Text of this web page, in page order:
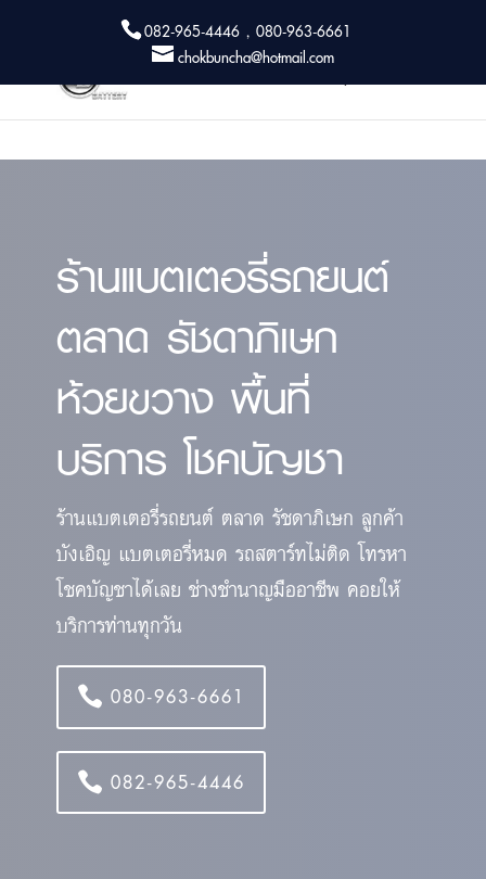
082-965-4446 , 080-963-6661
chokbuncha@hotmail.com
ร้านแบตเตอรี่รถยนต์
ตลาด รัชดาภิเษก
ห้วยขวาง พื้นที่
บริการ โชคบัญชา
ร้านแบตเตอรี่รถยนต์ ตลาด รัชดาภิเษก ลูกค้า
บังเอิญ แบตเตอรี่หมด รถสตาร์ทไม่ติด โทรหา
โชคบัญชาได้เลย ช่างชำนาญมืออาชีพ คอยให้
บริการท่านทุกวัน
080-963-6661
082-965-4446